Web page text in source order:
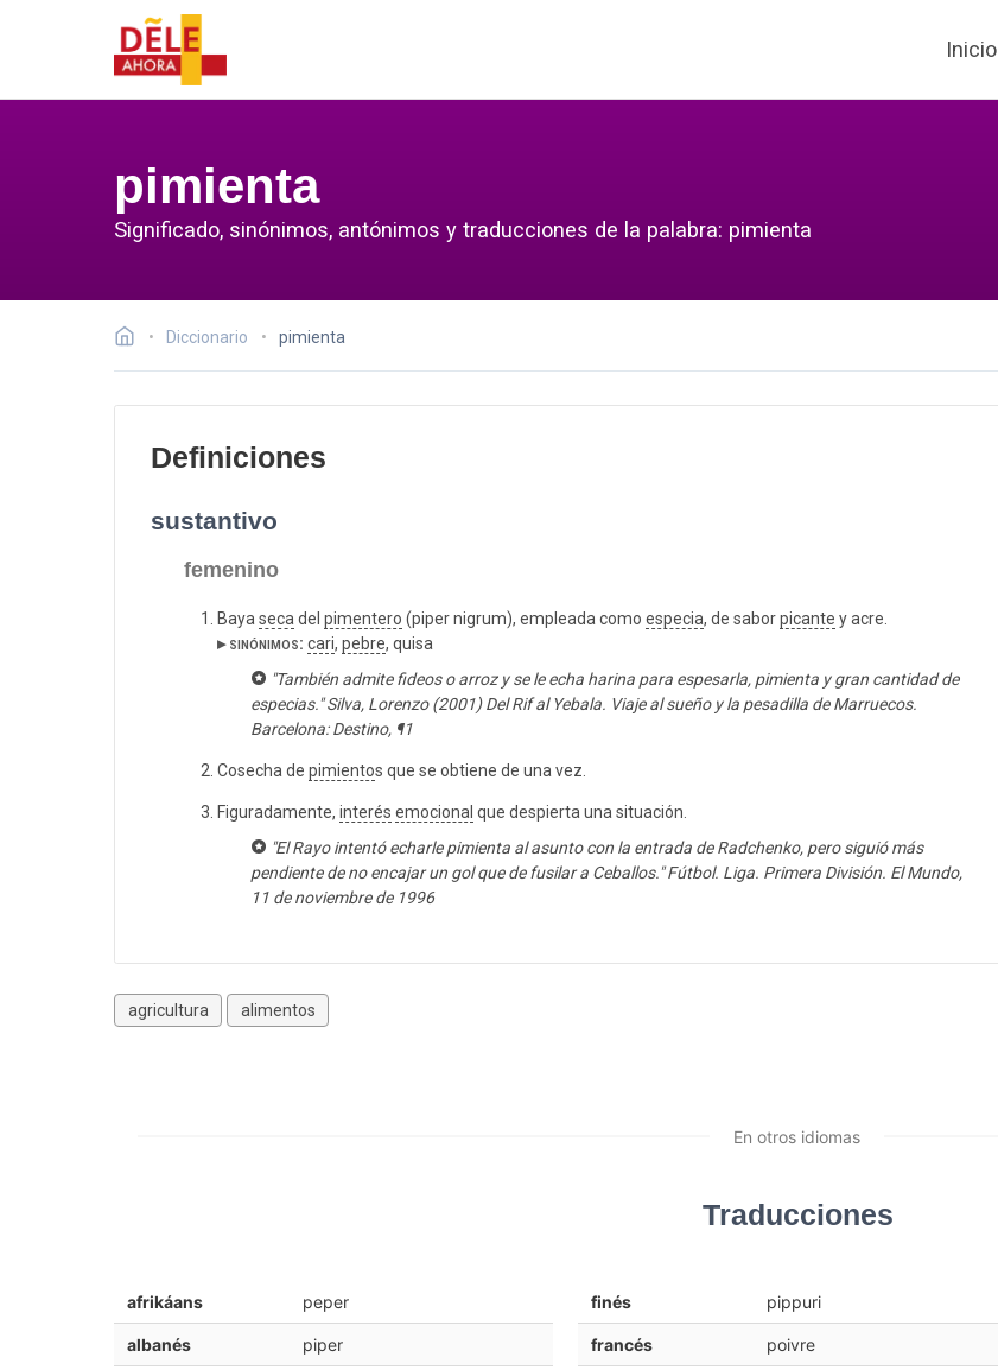
Inicio
pimienta
Significado, sinónimos, antónimos y traducciones de la palabra: pimienta
Diccionario pimienta
Definiciones
sustantivo
femenino
Bayasecadel pimentero (piper nigrum), empleada como especia, de saborpicante y acre.
▸ sinónimos: cari, pebre, quisa
"También admite fideos o arroz y se le echa harina para espesarla, pimienta y gran cantidad de
especias." Silva, Lorenzo (2001) Del Rif al Yebala. Viaje al sueño y la pesadilla de Marruecos.
Barcelona: Destino, ¶1
Cosecha de pimientos que se obtiene de una vez.
Figuradamente, interés emocional que despierta una situación.
"El Rayo intentó echarle pimienta al asunto con la entrada de Radchenko, pero siguió más
pendiente de no encajar un gol que de fusilar a Ceballos." Fútbol. Liga. Primera División. El Mundo,
11 de noviembre de 1996
agricultura alimentos
En otros idiomas
Traducciones
afrikáans peper
albanés piper
finés pippuri
francés poivre